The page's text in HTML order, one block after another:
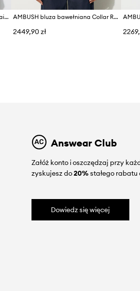
AMBUSH bluza bawełniana Ballchain AMBUSH bluza bawełniana Collar Rib Sweatshirt Insignia
2449,90 zł
Answear Club
Załóż konto i oszczędzaj przy
zyskujesz do20%stałego rabatu
Dowiedz się więcej